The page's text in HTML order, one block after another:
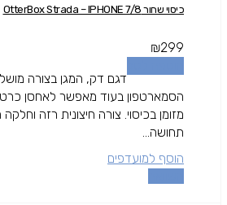
כיסוי שחור OtterBox Strada – IPHONE 7/8
₪299
דגם דק, המגן בצורה
הסמארטפון בעוד מאפשר לאחסן
מזומן בכיסוי. צורה חיצונית רזה
תחושה...
הוסף למועדפים